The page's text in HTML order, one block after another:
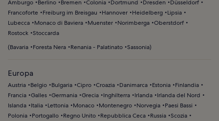
Amburgo Berlino Bremen Colonia Dortmund Dresden
Düsseldorf
Francoforte
Freiburg im Breisgau Hannover Heidelberg
Lipsia
Lubecca
Monaco di Baviera Muenster Norimberga Oberstdorf
Rostock Stoccarda
(Bavaria Foresta Nera Renania - Palatinato Sassonia)
Europa
Austria Belgio Bulgaria Cipro Croazia Danimarca Estonia
Finlandia
Francia Galles Germania Grecia Inghilterra Irlanda
Irlanda del Nord
Islanda
Italia Lettonia Monaco Montenegro Norvegia
Paesi Bassi
Polonia
Portogallo Regno Unito Repubblica Ceca Russia Scozia